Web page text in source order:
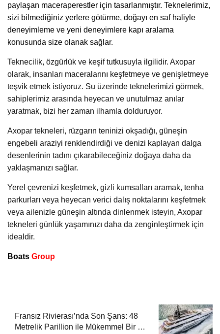
paylaşan maceraperestler için tasarlanmıştır. Teknelerimiz,
sizi bilmediğiniz yerlere götürme, doğayı en saf haliyle
deneyimleme ve yeni deneyimlere kapı aralama
konusunda size olanak sağlar.
Teknecilik, özgürlük ve keşif tutkusuyla ilgilidir. Axopar
olarak, insanları maceralarını keşfetmeye ve genişletmeye
teşvik etmek istiyoruz. Su üzerinde teknelerimizi görmek,
sahiplerimiz arasında heyecan ve unutulmaz anılar
yaratmak, bizi her zaman ilhamla dolduruyor.
Axopar tekneleri, rüzgarın teninizi okşadığı, güneşin
engebeli araziyi renklendirdiği ve denizi kaplayan dalga
desenlerinin tadını çıkarabileceğiniz doğaya daha da
yaklaşmanızı sağlar.
Yerel çevrenizi keşfetmek, gizli kumsalları aramak, tenha
parkurları veya heyecan verici dalış noktalarını keşfetmek
veya ailenizle güneşin altında dinlenmek isteyin, Axopar
tekneleri günlük yaşamınızı daha da zenginleştirmek için
idealdir.
Boats Group
Fransız Rivierası’nda Son Şans: 48
Metrelik Parillion ile Mükemmel Bir Yat